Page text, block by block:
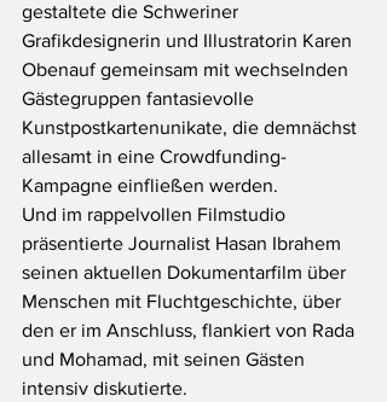
gestaltete die Schweriner
Grafikdesignerin und Illustratorin Karen
Obenauf gemeinsam mit wechselnden
Gästegruppen fantasievolle
Kunstpostkartenunikate, die demnächst
allesamt in eine Crowdfunding-
Kampagne einfließen werden.
Und im rappelvollen Filmstudio
präsentierte Journalist Hasan Ibrahem
seinen aktuellen Dokumentarfilm über
Menschen mit Fluchtgeschichte, über
den er im Anschluss, flankiert von Rada
und Mohamad, mit seinen Gästen
intensiv diskutierte.